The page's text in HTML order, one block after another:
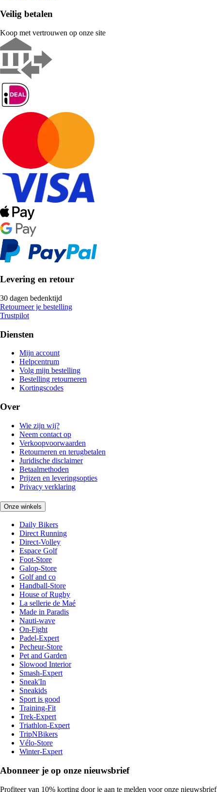
Veilig betalen
Koop met vertrouwen op onze site
Levering en retour
30 dagen bedenktijd
Retourneer je bestelling
Trustpilot
Diensten
Mijn account
Helpcentrum
Volg mijn bestelling
Bestelling retourneren
Kortingscodes
Over
Wie zijn wij?
Neem contact op
Verkoopvoorwaarden
Retourneren en terugbetalen
Juridische disclaimer
Betaalmethoden
Prijzen en leveringsopties
Privacy verklaring
Onze winkels
Daily Bikers
Direct Running
Direct-Volley
Espace Golf
Foot-Store
Galop-Store
Golf and co
Handball-Store
House of Rugby
La sellerie de Maé
Made in Paradis
Nauti-wave
On-Fight
Padel-Expert
Pecheur-Store
Pet and Garden
Slowood Interior
Smash-Expert
Sneak'In
Sneakids
Sport is good
Training-Fit
Trek-Expert
Triathlon-Expert
TripNBikers
Vélo-Store
Winter-Expert
Abonneer je op onze nieuwsbrief
Profiteer van 10% korting door je aan te melden voor onze nieuwsbrief